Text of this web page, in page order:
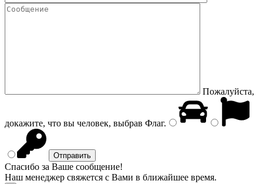
Пожалуйста,
докажите, что вы человек, выбрав Флаг.
Спасибо за Ваше сообщение!
Наш менеджер свяжется с Вами в ближайшее время.